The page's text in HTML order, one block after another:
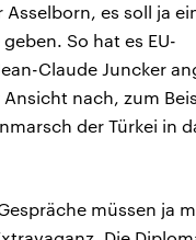
Asselborn, es soll ja
So hat es EU-
Claude Juncker
nach, zum
der Türkei in
müssen ja